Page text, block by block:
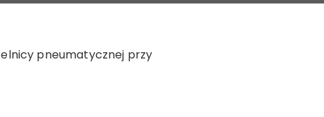
pneumatycznej przy